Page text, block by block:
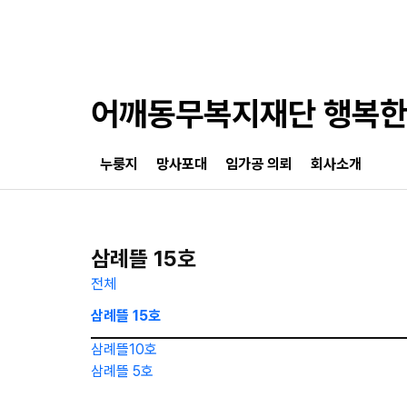
어깨동무복지재단 행복
누룽지 망사포대 임가공 의뢰 회사소개
삼례뜰 15호
전체
삼례뜰 15호
삼례뜰10호
삼례뜰 5호